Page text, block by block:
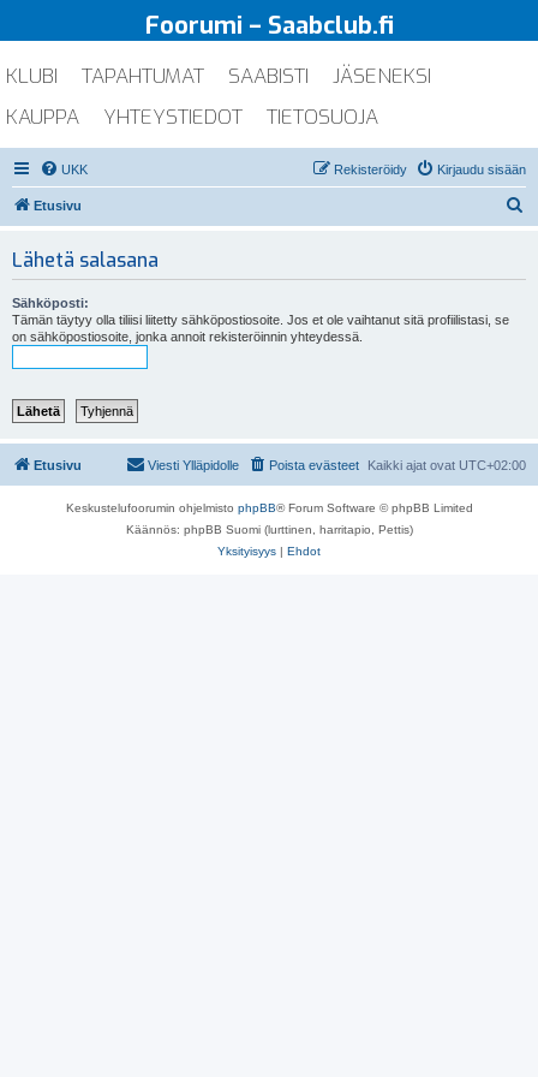
Foorumi – Saabclub.fi
KLUBI TAPAHTUMAT SAABISTI
JÄSENEKSI
KAUPPA
YHTEYSTIEDOT TIETOSUOJA
UKK Kirjaudu sisään
Rekisteröidy
Etusivu
Lähetä salasana
Sähköposti:
Tämän täytyy olla tiliisi liitetty sähköpostiosoite. Jos et ole vaihtanut sitä profiilistasi, se
on sähköpostiosoite, jonka annoit rekisteröinnin yhteydessä.
Etusivu Kaikki ajat ovat UTC+02:00
Poista evästeet
Viesti Ylläpidolle
Keskustelufoorumin ohjelmisto phpBB® Forum Software © phpBB Limited
Käännös: phpBB Suomi (lurttinen, harritapio, Pettis)
Yksityisyys | Ehdot